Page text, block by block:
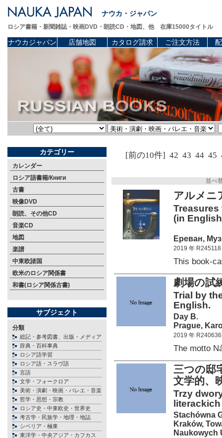
ナウカ・ジャパン
ロシア書籍・新聞雑誌・映画DVD・朗読CD・地図、他 在庫15000タイトル
ナウカジャパン 店舗地図 カタログ請求 ご注文方法
カテゴリー
カレンダー
ロシア語書籍/Книги
古書
映像DVD
朗読、その他CD
音楽CD
地図
楽譜
中東欧諸国
欧米のロシア関係書
和書(ロシア関係古書)
サブジェクト
分類
総記・参考図書、出版・メディア
辞典・百科事典
ロシア語学習
ロシア語・スラヴ語
言語
文学・フォークロア
美術・演劇・映画・バレエ・音楽
哲学・思想・宗教
ロシア史・中東欧史・世界史
考古学・民族学・地理・地誌
シベリア・極東
東洋学・中央アジア・カフカス
[前の10件] 42 43 44 45
並べ
アルメニ
Treasures
(in
Ереван,
2019 年 R245118
This book-
劇場の試
Trial by
English.
Day B.
Prague,
2019 年 R240636
The motto
三つの邸
文学的、
Trzy
Stachówna
Kraków,
Naukowych